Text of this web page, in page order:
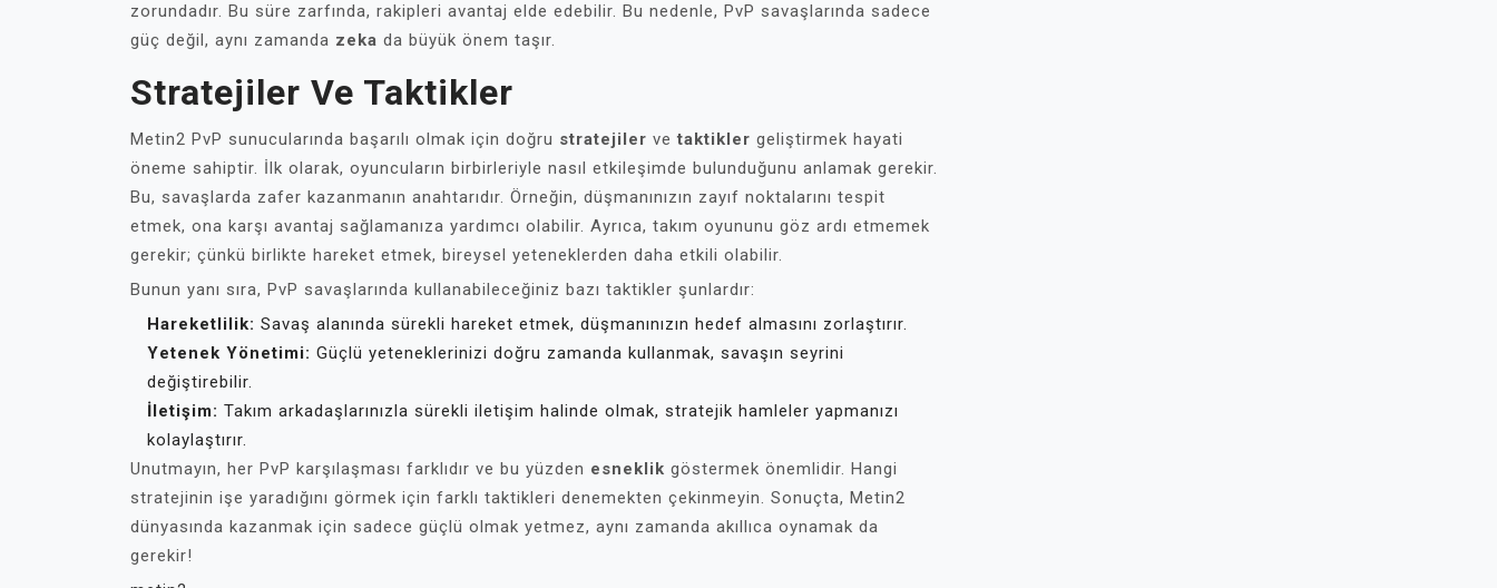
zorundadır. Bu süre zarfında, rakipleri avantaj elde edebilir. Bu nedenle, PvP savaşlarında sadece
güç değil, aynı zamanda zeka da büyük önem taşır.
Stratejiler Ve Taktikler
Metin2 PvP sunucularında başarılı olmak için doğru stratejiler vetaktikler geliştirmek hayati
öneme sahiptir. İlk olarak, oyuncuların birbirleriyle nasıl etkileşimde bulunduğunu anlamak gerekir.
Bu, savaşlarda zafer kazanmanın anahtarıdır. Örneğin, düşmanınızın zayıf noktalarını tespit
etmek, ona karşı avantaj sağlamanıza yardımcı olabilir. Ayrıca, takım oyununu göz ardı etmemek
gerekir; çünkü birlikte hareket etmek, bireysel yeteneklerden daha etkili olabilir.
Bunun yanı sıra, PvP savaşlarında kullanabileceğiniz bazı taktikler şunlardır:
Hareketlilik: Savaş alanında sürekli hareket etmek, düşmanınızın hedef almasını zorlaştırır.
Yetenek Yönetimi: Güçlü yeteneklerinizi doğru zamanda kullanmak, savaşın seyrini
değiştirebilir.
İletişim: Takım arkadaşlarınızla sürekli iletişim halinde olmak, stratejik hamleler yapmanızı
kolaylaştırır.
Unutmayın, her PvP karşılaşması farklıdır ve bu yüzden esneklik göstermek önemlidir. Hangi
stratejinin işe yaradığını görmek için farklı taktikleri denemekten çekinmeyin. Sonuçta, Metin2
dünyasında kazanmak için sadece güçlü olmak yetmez, aynı zamanda akıllıca oynamak da
gerekir!